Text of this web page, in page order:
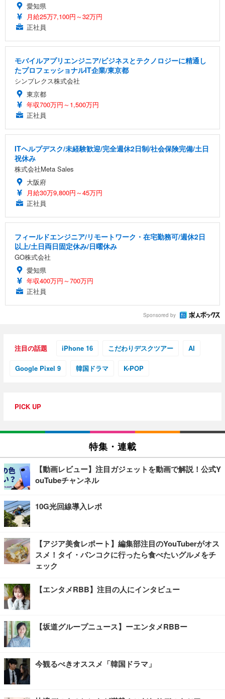
愛知県
月給25万7,100円～32万円
正社員
モバイルアプリエンジニア/ビジネスとテクノロジーに精通し
たプロフェッショナルIT企業/東京都
シンプレクス株式会社
東京都
年収700万円～1,500万円
正社員
ITヘルプデスク/未経験歓迎/完全週休2日制/社会保険完備/土日
祝休み
株式会社Meta Sales
大阪府
月給30万9,800円～45万円
正社員
フィールドエンジニア/リモートワーク・在宅勤務可/週休2日
以上/土日両日固定休み/日曜休み
GO株式会社
愛知県
年収400万円～700万円
正社員
Sponsored by
注目の話題 iPhone 16 こだわりデスクツアー AI
Google Pixel 9 韓国ドラマ K-POP
PICK UP
特集・連載
【動画レビュー】注目ガジェットを動画で解説！公式Y
ouTubeチャンネル
10G光回線導入レポ
【アジア美食レポート】編集部注目のYouTuberがオス
スメ！タイ・バンコクに行ったら食べたいグルメをチ
ェック
【エンタメRBB】注目の人にインタビュー
【坂道グループニュース】ーエンタメRBBー
今観るべきオススメ「韓国ドラマ」